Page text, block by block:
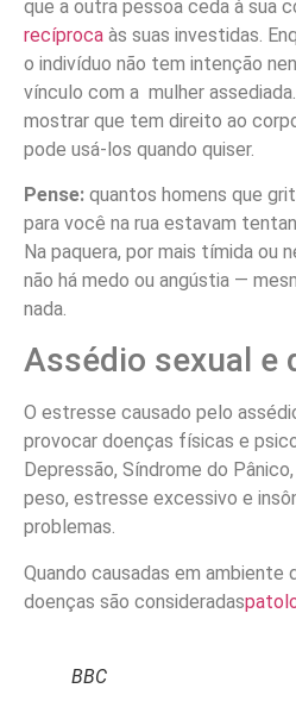
que a outra pessoa ceda à sua
recíproca às suas investidas.
o indivíduo não tem intenção
vínculo com a mulher
mostrar que tem direito ao
pode usá-los quando quiser.
Pense: quantos homens que
para você na rua estavam
Na paquera, por mais tímida ou
não há medo ou angústia —
nada.
Assédio sexual e
O estresse causado pelo
provocar doenças físicas e
Depressão, Síndrome do
peso, estresse excessivo e
problemas.
Quando causadas em ambiente
doenças são consideradas
BBC